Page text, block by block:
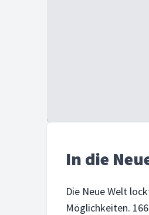
In die
Die Neue Welt
Möglichkeiten.